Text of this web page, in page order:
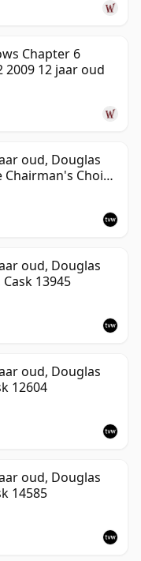
Chapter 6
2009 12 jaar oud
oud, Douglas
Chairman's Choice
oud, Douglas
13945
oud, Douglas
12604
oud, Douglas
14585